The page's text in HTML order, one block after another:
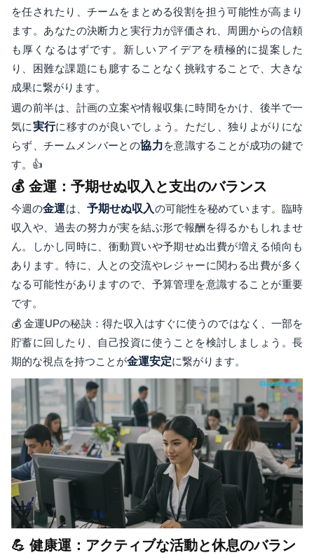
を任されたり、チームをまとめる役割を担う可能性が高まり
ます。あなたの決断力と実行力が評価され、周囲からの信頼
も厚くなるはずです。新しいアイデアを積極的に提案した
り、困難な課題にも臆することなく挑戦することで、大きな
成果に繋がります。
週の前半は、計画の立案や情報収集に時間をかけ、後半で一
気に実行に移すのが良いでしょう。ただし、独りよがりにな
らず、チームメンバーとの協力を意識することが成功の鍵で
す。👍
💰 金運：予期せぬ収入と支出のバランス
今週の金運は、 予期せぬ収入の可能性を秘めています。臨時
収入や、過去の努力が実を結ぶ形で報酬を得るかもしれませ
ん。しかし同時に、衝動買いや予期せぬ出費が増える傾向も
あります。特に、人との交流やレジャーに関わる出費が多く
なる可能性がありますので、予算管理を意識することが重要
です。
💰 金運UPの秘訣：得た収入はすぐに使うのではなく、一部を
貯蓄に回したり、自己投資に使うことを検討しましょう。長
期的な視点を持つことが金運安定に繋がります。
💪 健康運：アクティブな活動と休息のバラン